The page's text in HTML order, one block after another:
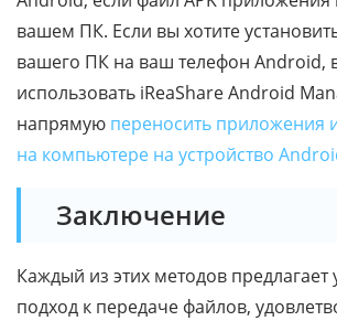
вашем ПК. Если вы хотите
вашего ПК на ваш телефон Android,
использовать iReaShare Android
напрямую переносить приложения
на компьютере на устройство
Заключение
Каждый из этих методов предлагает
подход к передаче файлов,